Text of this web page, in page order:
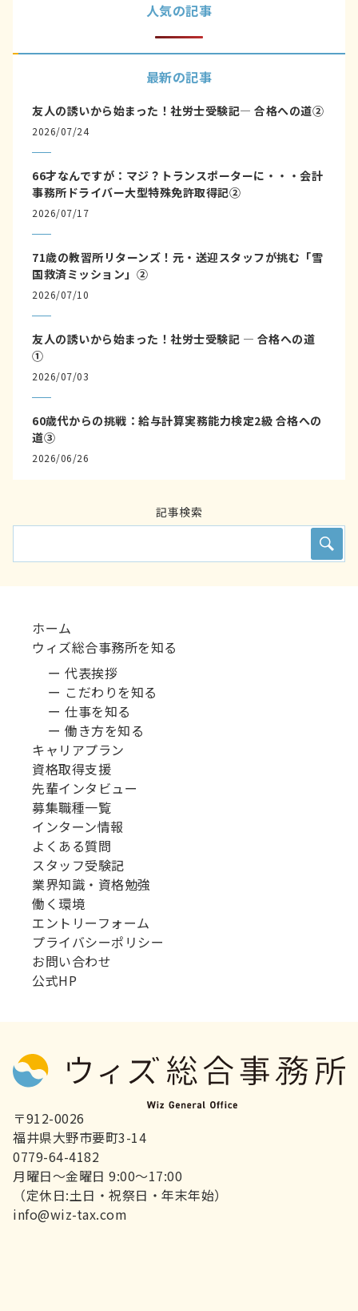
人気の記事
最新の記事
友人の誘いから始まった！社労士受験記― 合格への道②
2026/07/24
66才なんですが：マジ？トランスポーターに・・・会計
事務所ドライバー大型特殊免許取得記②
2026/07/17
71歳の教習所リターンズ！元・送迎スタッフが挑む「雪
国救済ミッション」②
2026/07/10
友人の誘いから始まった！社労士受験記 ― 合格への道
①
2026/07/03
60歳代からの挑戦：給与計算実務能力検定2級 合格への
道③
2026/06/26
記事検索
ホーム
ウィズ総合事務所を知る
ー 代表挨拶
ー こだわりを知る
ー 仕事を知る
ー 働き方を知る
キャリアプラン
資格取得支援
先輩インタビュー
募集職種一覧
インターン情報
よくある質問
スタッフ受験記
業界知識・資格勉強
働く環境
エントリーフォーム
プライバシーポリシー
お問い合わせ
公式HP
〒912-0026
福井県大野市要町3-14
0779-64-4182
月曜日～金曜日 9:00～17:00
（定休日:土日・祝祭日・年末年始）
info@wiz-tax.com